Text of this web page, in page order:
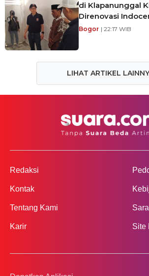
di Klapanunggal
Direnovasi
Bogor | 22:17 WIB
LIHAT ARTIKEL
Redaksi
Kontak
Tentang Kami
Karir Site